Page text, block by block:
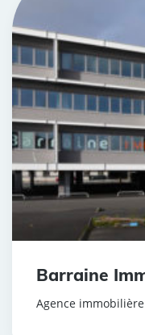
Barraine
Agence